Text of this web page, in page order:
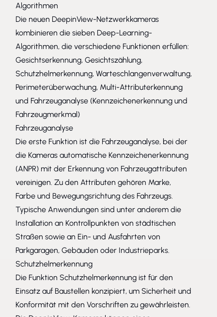
Algorithmen
Die neuen DeepinView-Netzwerkkameras
kombinieren die sieben Deep-Learning-
Algorithmen, die verschiedene Funktionen erfüllen:
Gesichtserkennung, Gesichtszählung,
Schutzhelmerkennung, Warteschlangenverwaltung,
Perimeterüberwachung, Multi-Attributerkennung
und Fahrzeuganalyse (Kennzeichenerkennung und
Fahrzeugmerkmal)
Fahrzeuganalyse
Die erste Funktion ist die Fahrzeuganalyse, bei der
die Kameras automatische Kennzeichenerkennung
(ANPR) mit der Erkennung von Fahrzeugattributen
vereinigen. Zu den Attributen gehören Marke,
Farbe und Bewegungsrichtung des Fahrzeugs.
Typische Anwendungen sind unter anderem die
Installation an Kontrollpunkten von städtischen
Straßen sowie an Ein- und Ausfahrten von
Parkgaragen, Gebäuden oder Industrieparks.
Schutzhelmerkennung
Die Funktion Schutzhelmerkennung ist für den
Einsatz auf Baustellen konzipiert, um Sicherheit und
Konformität mit den Vorschriften zu gewährleisten.